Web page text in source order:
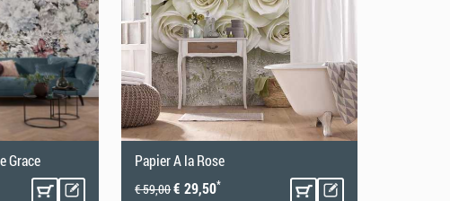
Grace
Papier A la Rose
€ 59,00€ 29,50*